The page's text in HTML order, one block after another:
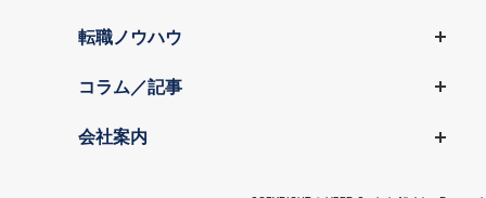
転職ノウハウ
コラム／記事
会社案内